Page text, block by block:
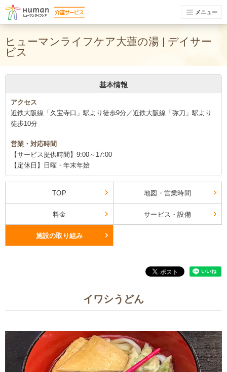
メニュー
ヒューマンライフケア大蓮の湯 | デイサー
ビス
基本情報
アクセス
近鉄大阪線「久宝寺口」駅より徒歩9分／近鉄大阪線「弥刀」駅より
徒歩10分
営業・対応時間
【サービス提供時間】9:00～17:00
【定休日】日曜・年末年始
TOP 地図・営業時間
料金 サービス・設備
施設の取り組み
イワシうどん